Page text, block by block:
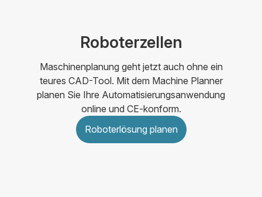
Roboterzellen
Maschinenplanung geht jetzt auch ohne ein
teures CAD-Tool. Mit dem Machine Planner
planen Sie Ihre Automatisierungsanwendung
online und CE-konform.
Roboterlösung planen